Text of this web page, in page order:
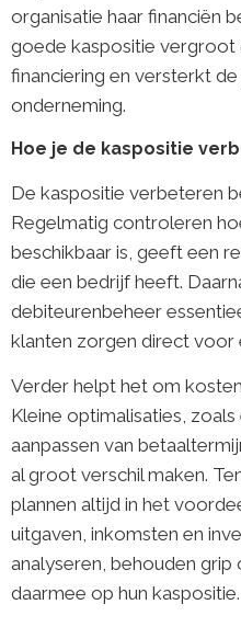
organisatie haar financiën
goede kaspositie vergroot
financiering en versterkt
onderneming.
Hoe je de kaspositie
De kaspositie verbeteren
Regelmatig controleren
beschikbaar is, geeft een
die een bedrijf heeft.
debiteurenbeheer
klanten zorgen direct voor
Verder helpt het om
Kleine optimalisaties,
aanpassen van
al groot verschil maken.
plannen altijd in het
uitgaven, inkomsten en
analyseren, behouden grip
daarmee op hun kaspositie.